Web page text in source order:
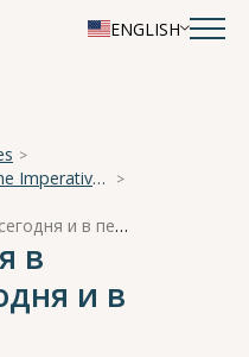
ENGLISH
National Scientific Conference “The Imperative of Academician A. A. Ukhtomsky - the Brain and its Self-Cognition”
Объективизация в психиатрии сегодня и в перспективе
в
и в